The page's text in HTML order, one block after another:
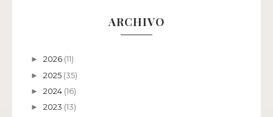
ARCHIVO
► 2026 (11)
► 2025 (35)
► 2024 (16)
► 2023 (13)